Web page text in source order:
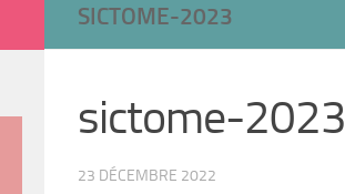
SICTOME-2023
sictome-2023
23 DÉCEMBRE 2022